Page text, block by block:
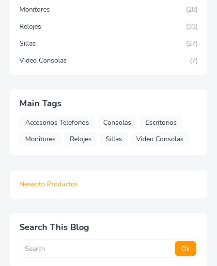
Monitores
(28)
Relojes
(33)
Sillas
(27)
Video Consolas
(7)
Main Tags
Accesorios Telefonos Consolas
Escritorios
Monitores
Relojes Sillas Video Consolas
Nesecito Productos
Search This Blog